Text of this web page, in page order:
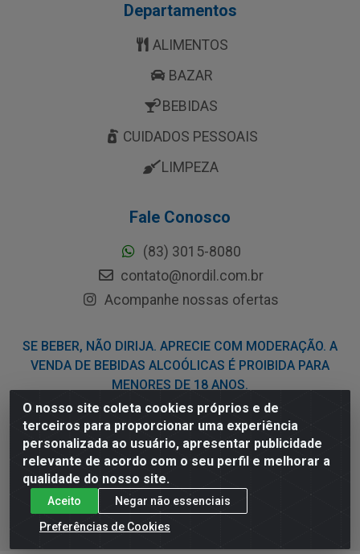
O nosso site coleta cookies próprios e de
terceiros para proporcionar uma experiência
personalizada ao usuário, apresentar publicidade
relevante de acordo com o seu perfil e melhorar a
qualidade do nosso site.
Aceito
Negar não essenciais
Preferências de Cookies
Departamentos
ALIMENTOS
BAZAR
BEBIDAS
CUIDADOS PESSOAIS
LIMPEZA
Fale Conosco
(83) 3015-8080
contato@nordil.com.br
Acompanhe nossas ofertas
SE BEBER, NÃO DIRIJA. APRECIE COM MODERAÇÃO. A
VENDA DE BEBIDAS ALCOÓLICAS É PROIBIDA PARA
MENORES DE 18 ANOS.
Nordil Distribuidora - Avenida Liberdade, 2738, Bloco F - Sesi -
Bayeux/PB - CEP 58.111-400 - CNPJ 03.775.813/0001-41